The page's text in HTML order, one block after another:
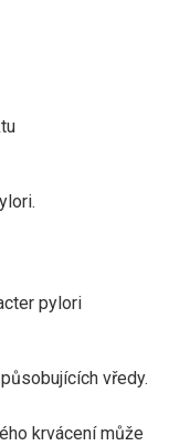
pylori
vředy.
krvácení může